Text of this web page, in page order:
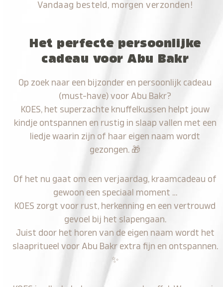
Vandaag besteld, morgen verzonden!
Het perfecte persoonlijke
cadeau voor Abu Bakr
Op zoek naar een bijzonder en persoonlijk cadeau
(must-have) voor Abu Bakr?
KOES, het superzachte knuffelkussen helpt jouw
kindje ontspannen en rustig in slaap vallen met een
liedje waarin zijn of haar eigen naam wordt
gezongen. 🎁
Of het nu gaat om een verjaardag, kraamcadeau of
gewoon een speciaal moment …
KOES zorgt voor rust, herkenning en een vertrouwd
gevoel bij het slapengaan.
Juist door het horen van de eigen naam wordt het
slaapritueel voor Abu Bakr extra fijn en ontspannen.
✨